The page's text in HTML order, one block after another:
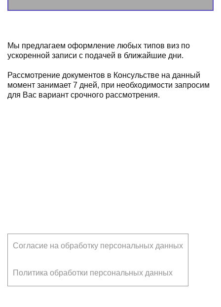
Мы предлагаем оформление любых типов виз по
ускоренной записи с подачей в ближайшие дни.
Рассмотрение документов в Консульстве на данный
момент занимает 7 дней, при необходимости запросим
для Вас вариант срочного рассмотрения.
Согласие на обработку персональных данных
Политика обработки персональных данных